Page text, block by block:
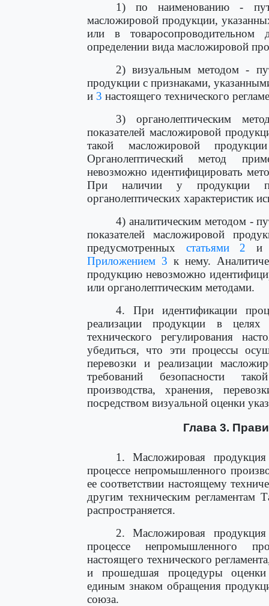
1) по наименованию -
масложировой продукции,
или в
определении вида масложировой
2) визуальным методом -
продукции с признаками,
и 3 настоящего технического
3) органолептическим
показателей масложировой
такой масложировой
Органолептический метод
невозможно идентифицировать
При наличии у продукции
органолептических характеристик
4) аналитическим методом -
показателей масложировой
предусмотренных статьями 2
Приложением 3 к нему.
продукцию невозможно
или органолептическим методами.
4. При идентификации
реализации продукции в
технического регулирования
убедиться, что эти процессы
перевозки и реализации
требований безопасности
производства, хранения,
посредством визуальной оценки
Глава 3.
1. Масложировая
процессе непромышленного
ее соответствии настоящему
другим техническим регламентам
распространяется.
2. Масложировая
процессе непромышленного
настоящего технического
и прошедшая процедуры оценки
единым знаком обращения
союза.